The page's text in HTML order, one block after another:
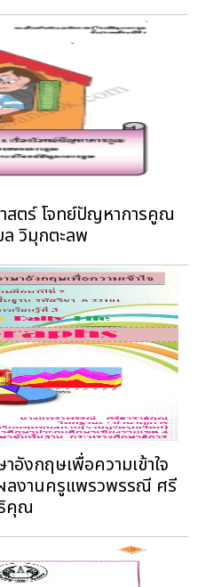
ตร์ โจทย์ปัญหาการคูณ
วิมุกตะลพ
อังกฤษเพื่อความเข้าใจ
งานครูแพรวพรรณี ศรี
คุณ